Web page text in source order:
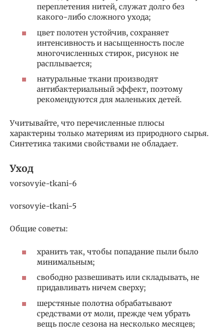
переплетения нитей, служат долго без
какого-либо сложного ухода;
цвет полотен устойчив, сохраняет
интенсивность и насыщенность после
многочисленных стирок, рисунок не
расплывается;
натуральные ткани производят
антибактериальный эффект, поэтому
рекомендуются для маленьких детей.
Учитывайте, что перечисленные плюсы
характерны только материям из природного сырья.
Синтетика такими свойствами не обладает.
Уход
vorsovyie-tkani-6
vorsovyie-tkani-5
Общие советы:
хранить так, чтобы попадание пыли было
минимальным;
свободно развешивать или складывать, не
придавливать ничем сверху;
шерстяные полотна обрабатывают
средствами от моли, прежде чем убрать
вещь после сезона на несколько месяцев;